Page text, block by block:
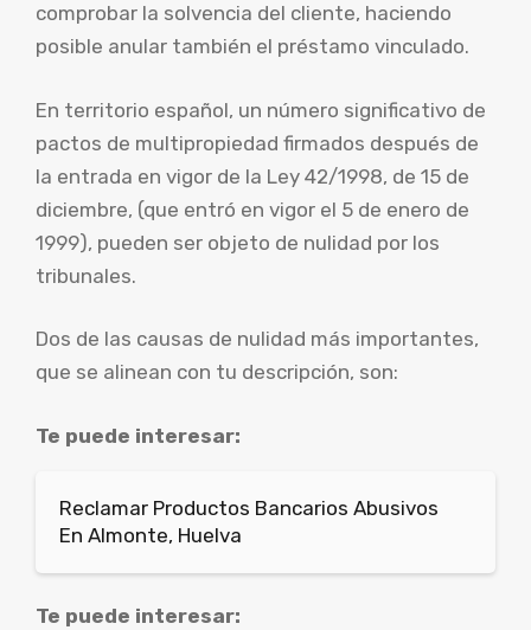
comprobar la solvencia del cliente, haciendo
posible anular también el préstamo vinculado.
En territorio español, un número significativo de
pactos de multipropiedad firmados después de
la entrada en vigor de la Ley 42/1998, de 15 de
diciembre, (que entró en vigor el 5 de enero de
1999), pueden ser objeto de nulidad por los
tribunales.
Dos de las causas de nulidad más importantes,
que se alinean con tu descripción, son:
Te puede interesar:
Reclamar Productos Bancarios Abusivos
En Almonte, Huelva
Te puede interesar: